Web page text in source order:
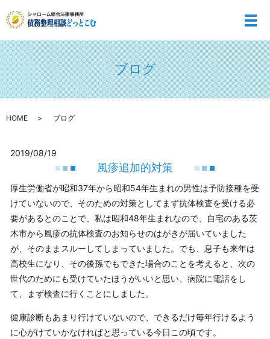
メ
ブログ
HOME ブログ
2019/08/19
風疹追加的対策
厚生労働省が昭和37年から昭和54年生まれの男性は予防接種を受
けていないので、そのための対策としてまず抗体検査を受ける必
要があるとのことで、私は昭和48年生まれなので、自宅のある茨
木市から風疹の抗体検査のお知らせのはがきが届いていました
が、そのままスルーしてしまっていました。でも、息子も来年は
高校生になり、その後孫でもできた場合のことを考えると、次の
世代のためにも受けていたほうがいいと思い、病院に電話をし
て、まず検査に行くことにしました。
健康診断もあまり行けていないので、できるだけ毎年行けるよう
に心がけていかなければと思っている今日この頃です。